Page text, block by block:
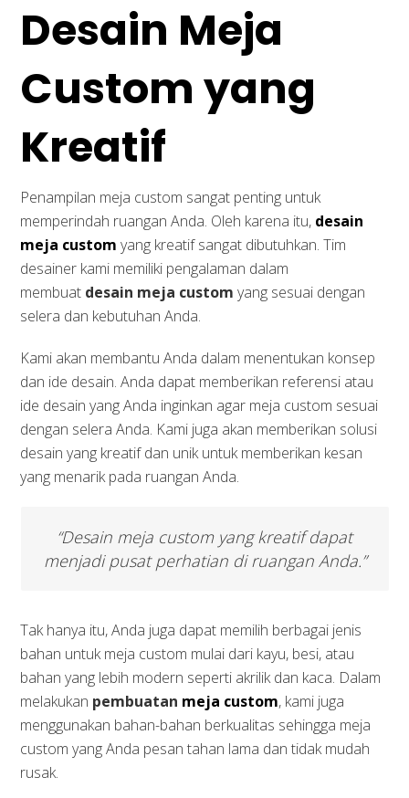
Desain Meja
Custom yang
Kreatif
Penampilan meja custom sangat penting untuk
memperindah ruangan Anda. Oleh karena itu, desain
meja custom yang kreatif sangat dibutuhkan. Tim
desainer kami memiliki pengalaman dalam
membuat desain meja custom yang sesuai dengan
selera dan kebutuhan Anda.
Kami akan membantu Anda dalam menentukan konsep
dan ide desain. Anda dapat memberikan referensi atau
ide desain yang Anda inginkan agar meja custom sesuai
dengan selera Anda. Kami juga akan memberikan solusi
desain yang kreatif dan unik untuk memberikan kesan
yang menarik pada ruangan Anda.
“Desain meja custom yang kreatif dapat
menjadi pusat perhatian di ruangan Anda.”
Tak hanya itu, Anda juga dapat memilih berbagai jenis
bahan untuk meja custom mulai dari kayu, besi, atau
bahan yang lebih modern seperti akrilik dan kaca. Dalam
melakukan pembuatan meja custom, kami juga
menggunakan bahan-bahan berkualitas sehingga meja
custom yang Anda pesan tahan lama dan tidak mudah
rusak.